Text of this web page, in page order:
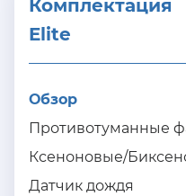
Комплектация
Elite
Обзор
Противотуманные
Ксеноновые/
Датчик дождя